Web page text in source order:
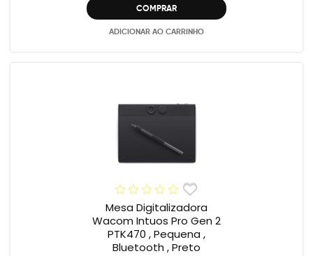
COMPRAR
ADICIONAR AO CARRINHO
Mesa Digitalizadora
Wacom Intuos Pro Gen 2
PTK470 , Pequena ,
Bluetooth , Preto